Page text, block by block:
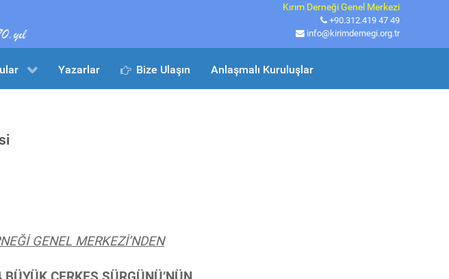
Kırım Derneği Genel Merkezi
+90.312.419 47 49
info@kirimdernegi.org.tr
Yazarlar Bize Ulaşın Anlaşmalı Kuruluşlar
GENEL MERKEZİ’NDEN